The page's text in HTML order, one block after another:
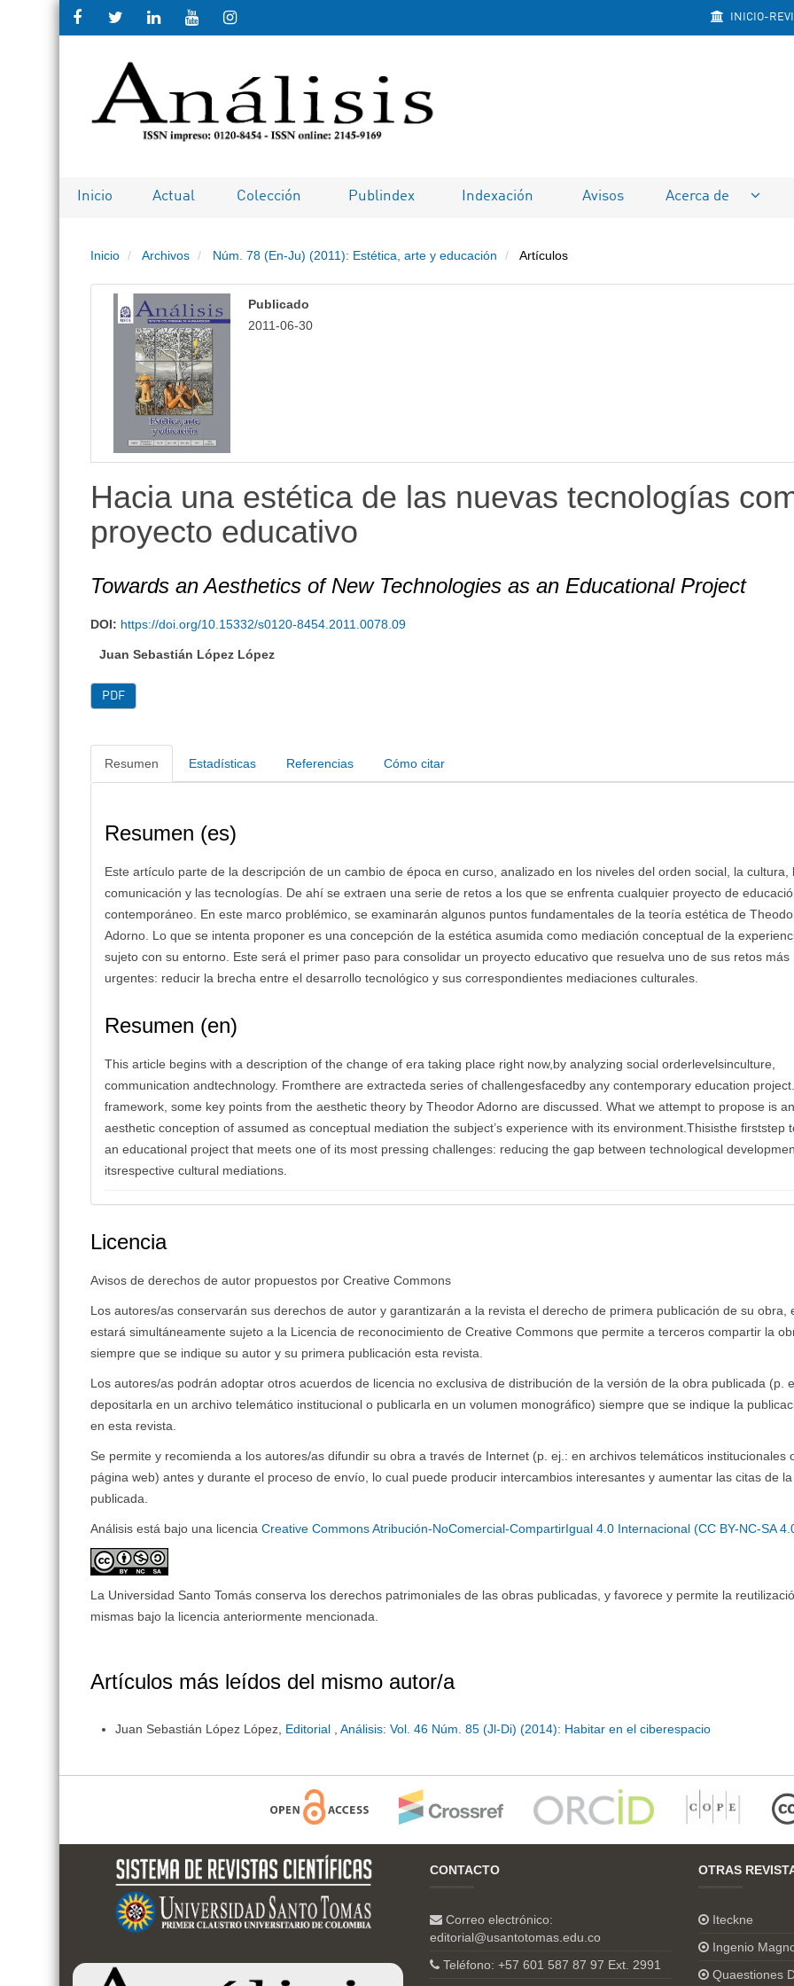
Salto rápido al contenido de la página
Navegación principal
Contenido principal
Barra lateral
INICIO-
Inicio Actual Colección Publindex Indexación Avisos Acerca de
Inicio Archivos Núm. 78 (En-Ju) (2011): Estética, arte y educación Artículos
Publicado
2011-06-30
Hacia una estética de las nuevas tecnologías
proyecto educativo
Towards an Aesthetics of New Technologies as an Educational Project
DOI: https://doi.org/10.15332/s0120-8454.2011.0078.09
Juan Sebastián López López
PDF
Resumen Estadísticas Referencias Cómo citar
Resumen (es)
Este artículo parte de la descripción de un cambio de época en curso, analizado en los niveles del orden social, la cultura,
comunicación y las tecnologías. De ahí se extraen una serie de retos a los que se enfrenta cualquier proyecto de
contemporáneo. En este marco problémico, se examinarán algunos puntos fundamentales de la teoría estética de
Adorno. Lo que se intenta proponer es una concepción de la estética asumida como mediación conceptual de la
sujeto con su entorno. Este será el primer paso para consolidar un proyecto educativo que resuelva uno de sus retos más
urgentes: reducir la brecha entre el desarrollo tecnológico y sus correspondientes mediaciones culturales.
Resumen (en)
This article begins with a description of the change of era taking place right now,by analyzing social orderlevelsinculture,
communication andtechnology. Fromthere are extracteda series of challengesfacedby any contemporary education
framework, some key points from the aesthetic theory by Theodor Adorno are discussed. What we attempt to propose is an
aesthetic conception of assumed as conceptual mediation the subject’s experience with its environment.Thisisthe firststep
an educational project that meets one of its most pressing challenges: reducing the gap between technological
itsrespective cultural mediations.
Licencia
Avisos de derechos de autor propuestos por Creative Commons
Los autores/as conservarán sus derechos de autor y garantizarán a la revista el derecho de primera publicación de su obra,
estará simultáneamente sujeto a la Licencia de reconocimiento de Creative Commons que permite a terceros compartir la
siempre que se indique su autor y su primera publicación esta revista.
Los autores/as podrán adoptar otros acuerdos de licencia no exclusiva de distribución de la versión de la obra publicada (p.
depositarla en un archivo telemático institucional o publicarla en un volumen monográfico) siempre que se indique la
en esta revista.
Se permite y recomienda a los autores/as difundir su obra a través de Internet (p. ej.: en archivos telemáticos institucionales
página web) antes y durante el proceso de envío, lo cual puede producir intercambios interesantes y aumentar las citas de
publicada.
Análisis está bajo una licenciaCreative Commons Atribución-NoComercial-CompartirIgual 4.0 Internacional (CC BY-NC-SA
La Universidad Santo Tomás conserva los derechos patrimoniales de las obras publicadas, y favorece y permite la
mismas bajo la licencia anteriormente mencionada.
Artículos más leídos del mismo autor/a
Juan Sebastián López López, Editorial ,Análisis: Vol. 46 Núm. 85 (Jl-Di) (2014): Habitar en el ciberespacio
CONTACTO
Correo electrónico:
editorial@usantotomas.edu.co
Teléfono: +57 601 587 87 97 Ext. 2991
OTRAS
Iteckne
Ingenio
Quaestiones